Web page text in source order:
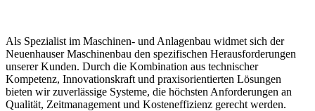
Als Spezialist im Maschinen- und Anlagenbau widmet sich der
Neuenhauser Maschinenbau den spezifischen Herausforderungen
unserer Kunden. Durch die Kombination aus technischer
Kompetenz, Innovationskraft und praxisorientierten Lösungen
bieten wir zuverlässige Systeme, die höchsten Anforderungen an
Qualität, Zeitmanagement und Kosteneffizienz gerecht werden.